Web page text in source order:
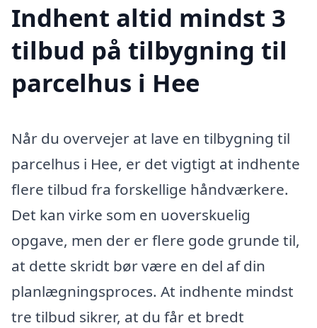
Indhent altid mindst 3
tilbud på tilbygning til
parcelhus i Hee
Når du overvejer at lave en tilbygning til
parcelhus i Hee, er det vigtigt at indhente
flere tilbud fra forskellige håndværkere.
Det kan virke som en uoverskuelig
opgave, men der er flere gode grunde til,
at dette skridt bør være en del af din
planlægningsproces. At indhente mindst
tre tilbud sikrer, at du får et bredt